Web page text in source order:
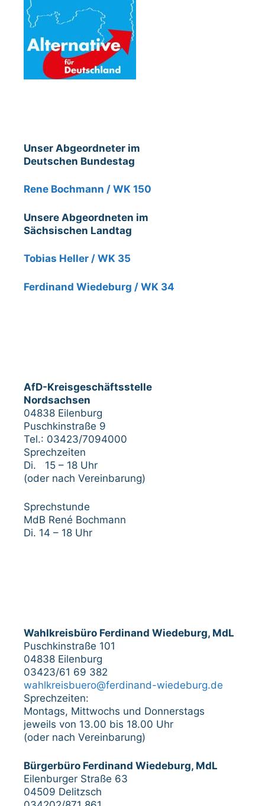
Unser Abgeordneter im
Deutschen Bundestag
Rene Bochmann / WK 150
Unsere Abgeordneten im
Sächsischen Landtag
Tobias Heller / WK 35
Ferdinand Wiedeburg / WK 34
AfD-Kreisgeschäftsstelle
Nordsachsen
04838 Eilenburg
Puschkinstraße 9
Tel.: 03423/7094000
Sprechzeiten
Di. 15 – 18 Uhr
(oder nach Vereinbarung)
Sprechstunde
MdB René Bochmann
Di. 14 – 18 Uhr
Wahlkreisbüro Ferdinand Wiedeburg, MdL
Puschkinstraße 101
04838 Eilenburg
03423/61 69 382
wahlkreisbuero@ferdinand-wiedeburg.de
Sprechzeiten:
Montags, Mittwochs und Donnerstags
jeweils von 13.00 bis 18.00 Uhr
(oder nach Vereinbarung)
Bürgerbüro Ferdinand Wiedeburg, MdL
Eilenburger Straße 63
04509 Delitzsch